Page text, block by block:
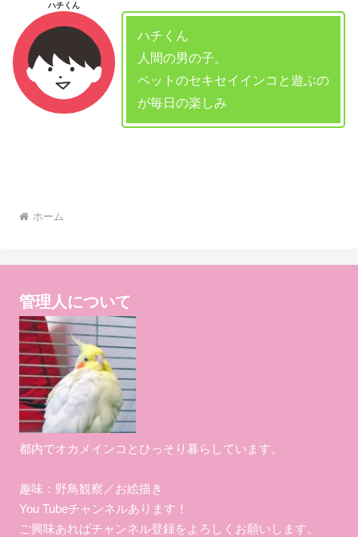
ハチくん
ハチくん
人間の男の子。
ペットのセキセイインコと遊ぶの
が毎日の楽しみ
ホーム
管理人について
都内でオカメインコとひっそり暮らしています。
趣味：野鳥観察／お絵描き
You Tubeチャンネルあります！
ご興味あればチャンネル登録をよろしくお願いします。